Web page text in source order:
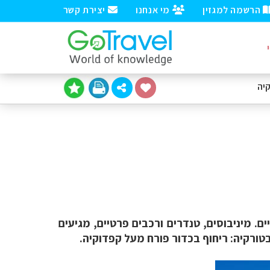
יצירת קשר מי אנחנו הרשמה למגזין
מיניבוסים, טנדרים ורכבים פרטיים, מגיעים
ריחוף בכדור פורח מעל קפדוקיה.